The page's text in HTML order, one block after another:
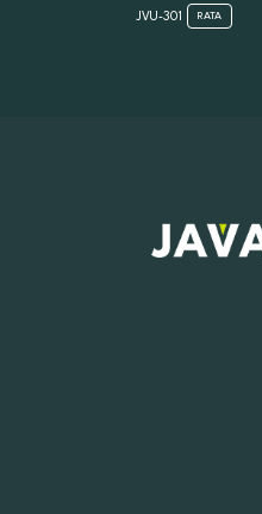
JVU-301 RATA